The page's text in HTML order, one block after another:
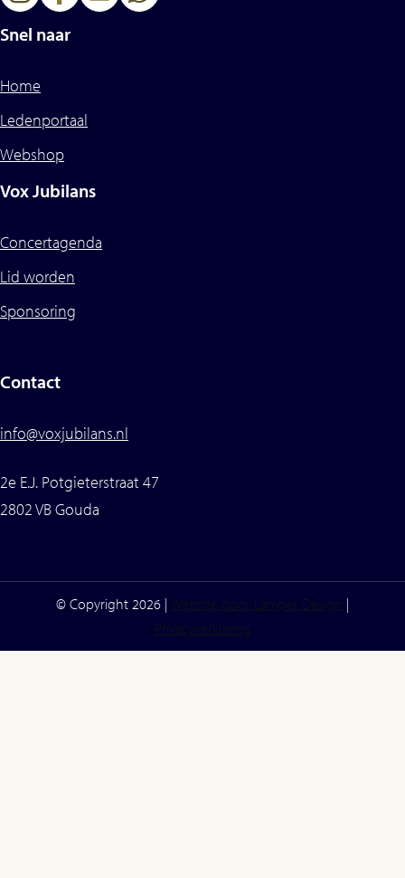
Snel naar
Home
Ledenportaal
Webshop
Vox Jubilans
Concertagenda
Lid worden
Sponsoring
Contact
info@voxjubilans.nl
2e E.J. Potgieterstraat 47
2802 VB Gouda
© Copyright 2026 | Website door Lamper Design |
Privacyverklaring